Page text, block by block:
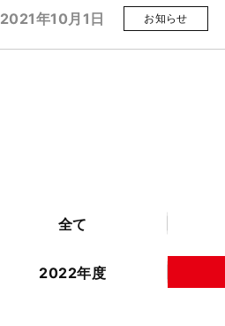
2021年10月1日 お知らせ
全て
2022年度